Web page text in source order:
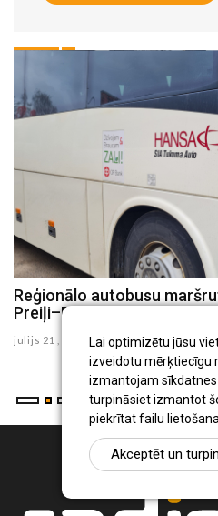
Lai optimizētu jūsu
izveidotu mērķtiecīgu
izmantojam sīkdatnes
turpināsiet izmantot
piekrītat failu
Akceptēt un
Reģionālo autobusu
Preiļi–Rudzāti no augusta
julijs 21 , 2026